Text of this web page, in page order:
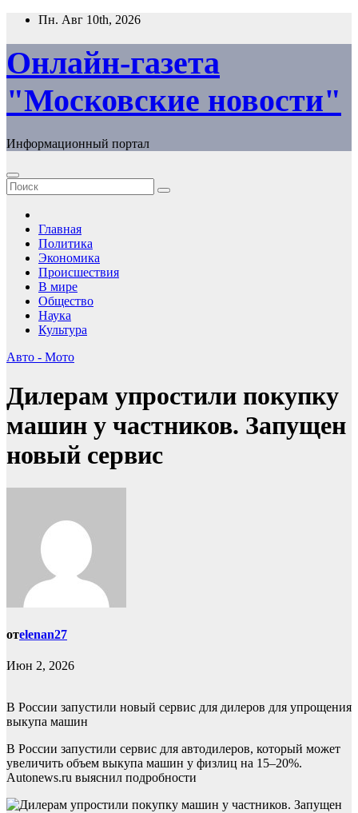
Перейти
содержимому
Пн. Авг 10th, 2026
Онлайн-газета
"Московские новости"
Информационный портал
Главная
Политика
Экономика
Происшествия
В мире
Общество
Наука
Культура
Авто - Мото
Дилерам упростили покупку
машин у частников. Запущен
новый сервис
отelenan27
Июн 2, 2026
В России запустили новый сервис для дилеров для упрощения
выкупа машин
В России запустили сервис для автодилеров, который может
увеличить объем выкупа машин у физлиц на 15–20%.
Autonews.ru выяснил подробности